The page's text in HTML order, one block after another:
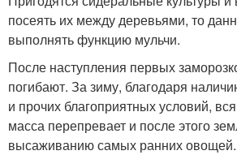
посеять их между деревьями, то
выполнять функцию мульчи.
После наступления первых
погибают. За зиму, благодаря
и прочих благоприятных условий,
масса перепревает и после этого
высаживанию самых ранних овощей.